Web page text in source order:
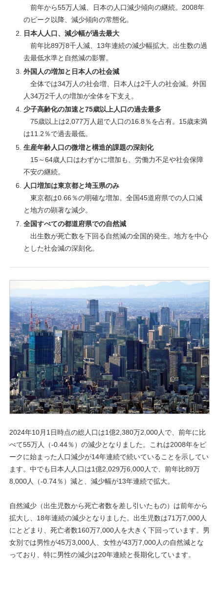
前年から55万人減、日本の人口減少傾向の継続。2008年
のピーク以降、減少傾向の常態化。
日本人人口、減少幅が過去最大
前年比89万8千人減、13年連続の減少幅拡大。出生数の過
去最低水準と自然減の影響。
外国人の増加と日本人の社会減
全体では34万人の社会増、日本人は2千人の社会減。外国
人34万2千人の増加が全体を下支え。
少子高齢化の加速と75歳以上人口の過去最多
75歳以上は2,077万人超で人口の16.8％を占有。15歳未満
は11.2％で過去最低。
生産年齢人口の微増と構造的課題の深刻化
15～64歳人口はわずかに増加も、労働力不足や社会保障
不安の継続。
人口増加は東京都と埼玉県のみ
東京都は0.66％の明確な増加。全国45道府県での人口減
と地方の顕著な減少。
全国すべての都道府県での自然減
出生数が死亡数を下回る自然減の全国的発生。地方を中心
とした社会減の深刻化。
2024年10月1日時点の総人口は1億2,380万2,000人で、前年に比
べて55万人（-0.44％）の減少となりました。これは2008年をピ
ークに始まった人口減少が14年連続で続いていることを示してい
ます。中でも日本人人口は1億2,029万6,000人で、前年比89万
8,000人（-0.74％）減と、減少幅が13年連続で拡大。
自然減少（出生児数から死亡者数を差し引いたもの）は前年から
拡大し、18年連続の減少となりました。出生児数は71万7,000人
にとどまり、死亡者数160万7,000人を大きく下回っています。男
女別では男性が45万3,000人、女性が43万7,000人の自然減とな
っており、特に男性の減少は20年連続と長期化しています。